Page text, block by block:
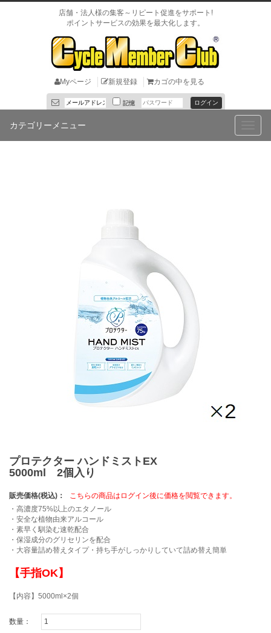
店舗・法人様の集客～リピート促進をサポート!
ポイントサービスの効果を最大化します。
Myページ 新規登録 カゴの中を見る
記憶
カテゴリーメニュー
プロテクター ハンドミストEX
5000ml 2個入り
販売価格(税込)：
こちらの商品はログイン後に価格を閲覧できます。
・高濃度75%以上のエタノール
・安全な植物由来アルコール
・素早く馴染む速乾配合
・保湿成分のグリセリンを配合
・大容量詰め替えタイプ・持ち手がしっかりしていて詰め替え簡単
【手指OK】
【内容】5000ml×2個
数量：